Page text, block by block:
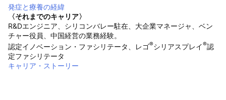
発症と療養の経緯
〈それまでのキャリア〉
R&Dエンジニア、シリコンバレー駐在、大企業マネージャ、ベン
チャー役員、中国経営の業務経験。
認定イノベーション・ファシリテータ、レゴ®シリアスプレイ®認
定ファシリテータ
キャリア・ストーリー